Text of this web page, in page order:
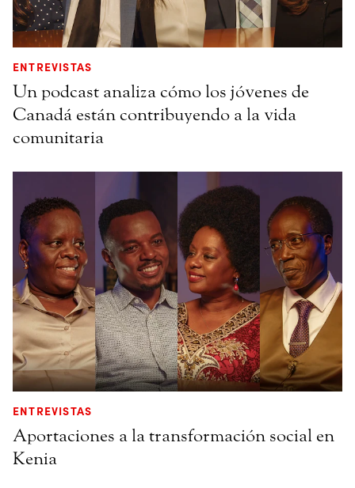
ENTREVISTAS
Un podcast analiza cómo los jóvenes de
Canadá están contribuyendo a la vida
comunitaria
ENTREVISTAS
Aportaciones a la transformación social en
Kenia